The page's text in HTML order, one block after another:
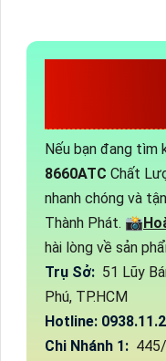
Nếu bạn đang tìm
8660ATC Chất
nhanh chóng và
Thành Phát. 📸
hài lòng về sản
Trụ Sở: 51 Lũy
Phú, TP.HCM
Hotline:
Chi Nhánh 1: